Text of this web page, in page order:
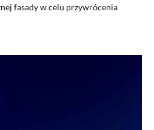
fasady w celu przywrócenia